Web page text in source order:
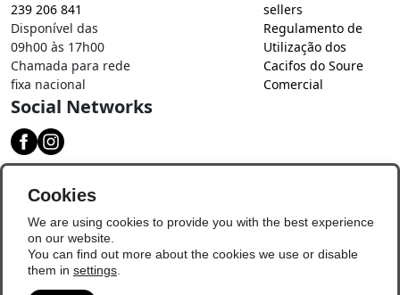
239 206 841
Disponível das
09h00 às 17h00
Chamada para rede
fixa nacional
sellers
Regulamento de
Utilização dos
Cacifos do Soure
Comercial
Social Networks
Cookies
We are using cookies to provide you with the best experience
on our website.
You can find out more about the cookies we use or disable
them in settings